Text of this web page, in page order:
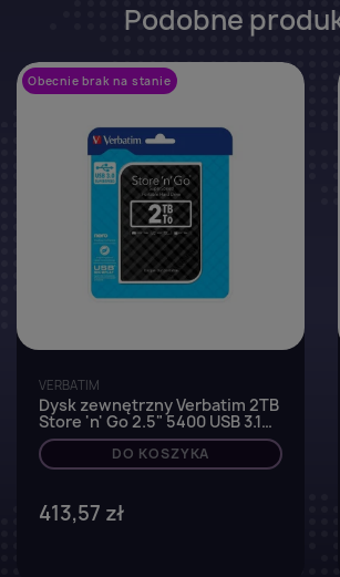
Podobne
Obecnie brak na stanie
VERBATIM
Dysk zewnętrzny Verbatim 2TB
Store 'n' Go 2.5" 5400 USB 3.1
czarny
DO KOSZYKA
413,57 zł